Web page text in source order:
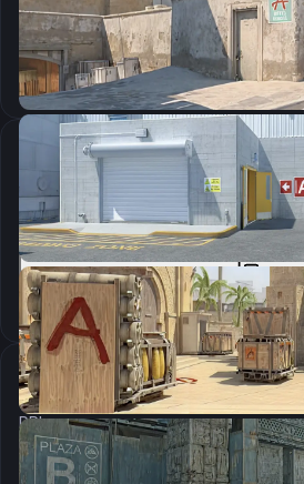
Скопировать
Параметры запуска
Скопировать
Настройки мыши
DPI:
Чувствительность мыши в игре: